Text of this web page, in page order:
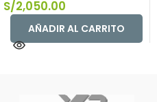
S/2,050.00
AÑADIR AL CARRITO